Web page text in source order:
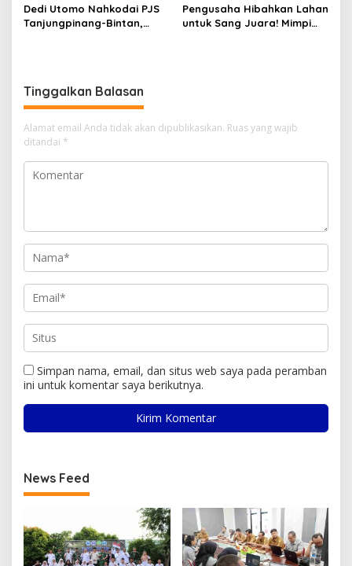
Dedi Utomo Nahkodai PJS
Tanjungpinang-Bintan,
Pengusaha Hibahkan Lahan
untuk Sang Juara! Mimpi
Tinggalkan Balasan
Alamat email Anda tidak akan dipublikasikan. Ruas yang wajib
ditandai *
Simpan nama, email, dan situs web saya pada peramban
ini untuk komentar saya berikutnya.
News Feed